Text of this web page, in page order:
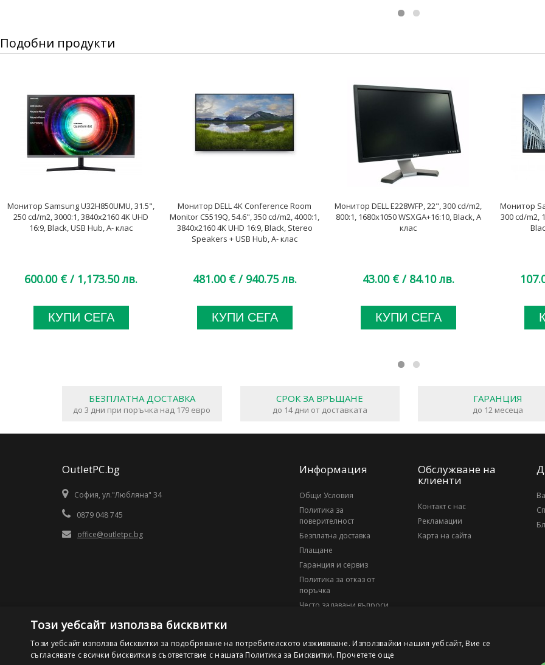
Подобни продукти
Монитор Samsung U32H850UMU, 31.5",
250 cd/m2, 3000:1, 3840x2160 4K UHD
16:9, Black, USB Hub, A- клас
600.00 € / 1,173.50 лв.
КУПИ СЕГА
Монитор DELL 4K Conference Room
Monitor C5519Q, 54.6", 350 cd/m2, 4000:1,
3840x2160 4K UHD 16:9, Black, Stereo
Speakers + USB Hub, A- клас
481.00 €/ 940.75 лв.
КУПИ СЕГА
Монитор DELL E228WFP, 22", 300 cd/m2,
800:1, 1680x1050 WSXGA+16:10, Black, А
клас
43.00 €/ 84.10 лв.
КУПИ СЕГА
Монитор
300 cd/m2,
БЕЗПЛАТНА ДОСТАВКА
до 3 дни при поръчка над 179 евро
СРОК ЗА ВРЪЩАНЕ
до 14 дни от доставката
ГАРАНЦИЯ
до 12 месеца
OutletPC.bg
София, ул."Любляна" 34
0879 048 745
office@outletpc.bg
Информация
Общи Условия
Политика за
поверителност
Безплатна доставка
Плащане
Гаранция и сервиз
Политика за отказ от
поръчка
Често задавани въпроси
Обслужване на
клиенти
Контакт с нас
Рекламации
Карта на сайта
Този уебсайт използва бисквитки
Този уебсайт използва бисквитки за подобряване на потребителското изживяване. Използвайки нашия уебсайт, Вие се
съгласявате с всички бисквитки в съответствие с нашата Политика за Бисквитки. Прочетете още